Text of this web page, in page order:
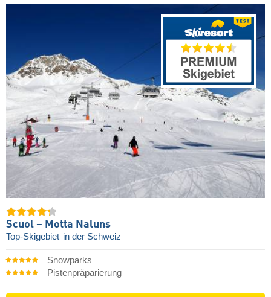
Scuol – Motta Naluns
Top-Skigebiet in der Schweiz
Snowparks
Pistenpräparierung